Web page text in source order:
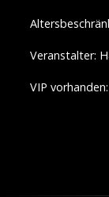
Veranstalter:
VIP